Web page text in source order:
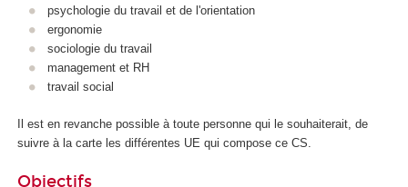
psychologie du travail et de l'orientation
ergonomie
sociologie du travail
management et RH
travail social
Il est en revanche possible à toute personne qui le souhaiterait, de
suivre à la carte les différentes UE qui compose ce CS.
Objectifs